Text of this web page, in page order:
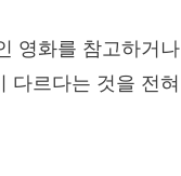
영화를 참고하거나
다르다는 것을 전혀